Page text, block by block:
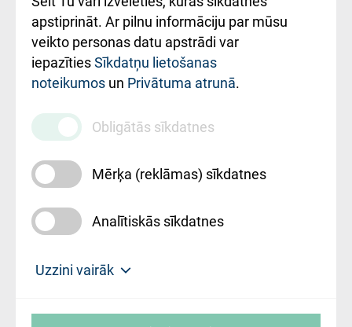
Rekvizīti un
ārstniecības
iestādes kods
010000234
Maksas
pakalpojumu
cenrādis
apstiprināt. Ar pilnu informāciju par mūsu
veikto personas datu apstrādi var
iepazītiesSīkdatņu lietošanas
noteikumos un Privātuma atrunā.
Obligātās sīkdatnes
Mērķa (reklāmas) sīkdatnes
Analītiskās sīkdatnes
Uzzini vairāk